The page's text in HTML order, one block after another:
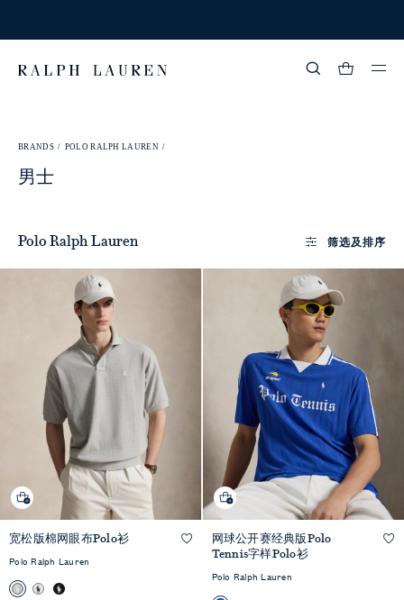
流行分类
BRANDS / POLO RALPH LAUREN /
男士
Polo Ralph Lauren 筛选及排序
快速预览
宽松版棉网眼布Polo衫
Polo Ralph Lauren
快速预览
网球公开赛经典版Polo
Tennis字样Polo衫
Polo Ralph Lauren